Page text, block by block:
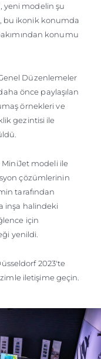
yeni modelin şu
bu ikonik konumda
konumu
Düzenlemeler
önce paylaşılan
örnekleri ve
gezintisi ile
modeli ile
çözümlerinin
tarafından
inşa halindeki
için
yenildi.
2023'te
iletişime geçin.